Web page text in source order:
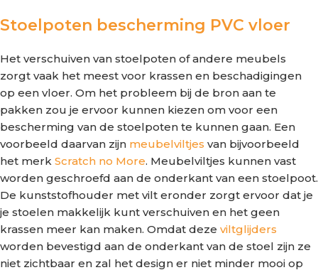
Stoelpoten bescherming PVC vloer
Het verschuiven van stoelpoten of andere meubels
zorgt vaak het meest voor krassen en beschadigingen
op een vloer. Om het probleem bij de bron aan te
pakken zou je ervoor kunnen kiezen om voor een
bescherming van de stoelpoten te kunnen gaan. Een
voorbeeld daarvan zijn meubelviltjes van bijvoorbeeld
het merk Scratch no More. Meubelviltjes kunnen vast
worden geschroefd aan de onderkant van een stoelpoot.
De kunststofhouder met vilt eronder zorgt ervoor dat je
je stoelen makkelijk kunt verschuiven en het geen
krassen meer kan maken. Omdat deze viltglijders
worden bevestigd aan de onderkant van de stoel zijn ze
niet zichtbaar en zal het design er niet minder mooi op